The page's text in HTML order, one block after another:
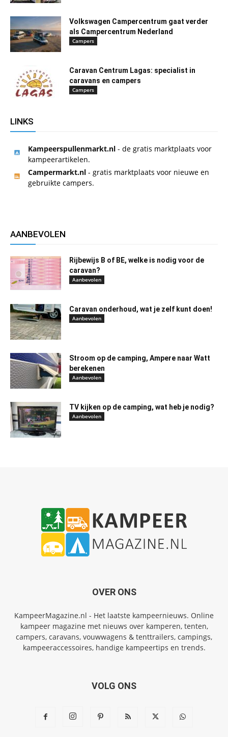
Volkswagen Campercentrum gaat verder
als Campercentrum Nederland
Campers
Caravan Centrum Lagas: specialist in
caravans en campers
Campers
LINKS
Kampeerspullenmarkt.nl - de gratis marktplaats voor
kampeerartikelen.
Campermarkt.nl - gratis marktplaats voor nieuwe en
gebruikte campers.
AANBEVOLEN
Rijbewijs B of BE, welke is nodig voor de
caravan?
Aanbevolen
Caravan onderhoud, wat je zelf kunt doen!
Aanbevolen
Stroom op de camping, Ampere naar Watt
berekenen
Aanbevolen
TV kijken op de camping, wat heb je nodig?
Aanbevolen
OVER ONS
KampeerMagazine.nl - Het laatste kampeernieuws. Online
kampeer magazine met nieuws over kamperen, tenten,
campers, caravans, vouwwagens & tenttrailers, campings,
kampeeraccessoires, handige kampeertips en trends.
VOLG ONS